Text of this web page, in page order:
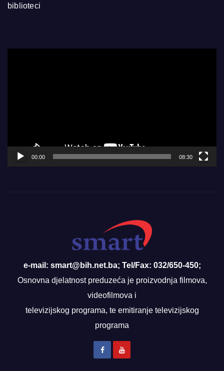
biblioteci
00:00 08:30
e-mail: smart@bih.net.ba; Tel/Fax: 032/650-450;
Osnovna djelatnost preduzeća je proizvodnja filmova,
videofilmova i
televizijskog programa, te emitiranje televizijskog
programa